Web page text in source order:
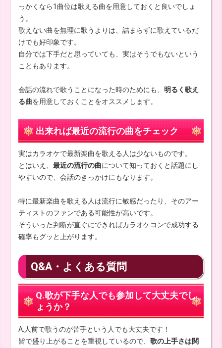
っかくなら1曲位は歌える曲を用意しておくと良いでしょ
う。
歌えない曲を無理に歌うよりは、詰まらずに歌えているだ
けでも好印象です。
自分では下手だと思っていても、実はそうでもないという
こともあります。
会話の流れで歌うことになった時のためにも、 明るく歌え
る曲を用意しておくことをオススメします。
出来れば最近の流行の曲をチェック
実はカラオケで最新楽曲を歌える人は少ないものです。
とはいえ、最近の流行の曲について知っておくと話題にし
やすいので、会話のきっかけにもなります。
特に最新楽曲を歌える人は流行に敏感だったり、そのアー
ティストのファンである可能性が高いです。
そういった判断が直ぐにできればカラオケコンで成功する
確率もグッと上がります。
Q&A・よくある質問
Q.歌が下手な人でも参加して大丈夫でし
ょうか？
A.人前で歌うのが苦手という人でも大丈夫です！
皆で盛り上がることを重視しているので、歌の上手さは関